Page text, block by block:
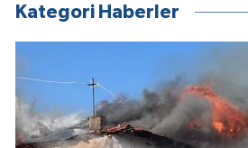
Kategori Haberler